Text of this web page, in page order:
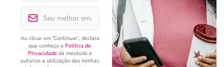
Ao clicar em 'Continuar', declaro
que conheço a Política de
Privacidadeda meutudo e
autorizo a utilização das minhas